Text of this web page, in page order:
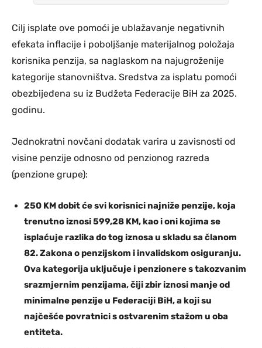
Cilj isplate ove pomoći je ublažavanje negativnih
efekata inflacije i poboljšanje materijalnog položaja
korisnika penzija, sa naglaskom na najugroženije
kategorije stanovništva. Sredstva za isplatu pomoći
obezbijeđena su iz Budžeta Federacije BiH za 2025.
godinu.
Jednokratni novčani dodatak varira u zavisnosti od
visine penzije odnosno od penzionog razreda
(penzione grupe):
250 KM dobit će svi korisnici najniže penzije, koja
trenutno iznosi 599,28 KM, kao i oni kojima se
isplaćuje razlika do tog iznosa u skladu sa članom
82. Zakona o penzijskom i invalidskom osiguranju.
Ova kategorija uključuje i penzionere s takozvanim
srazmjernim penzijama, čiji zbir iznosi manje od
minimalne penzije u Federaciji BiH, a koji su
najčešće povratnici s ostvarenim stažom u oba
entiteta.